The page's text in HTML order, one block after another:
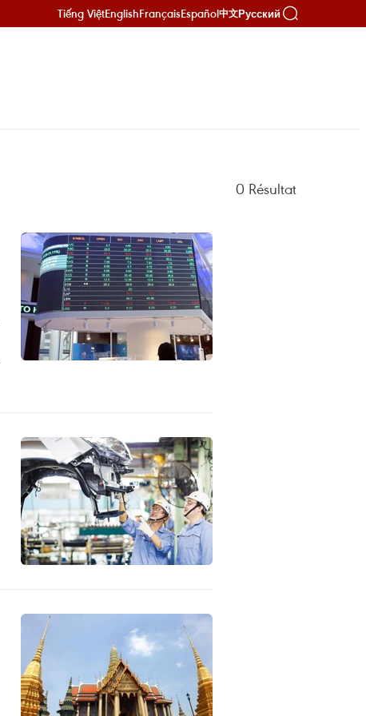
Tiếng ViệtEnglishFrançaisEspañol中文Русский
0 Résultat